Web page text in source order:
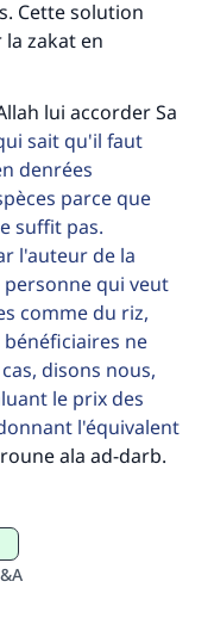
Cette solution
zakat en
lui accorder Sa
sait qu'il faut
denrées
parce que
suffit pas.
l'auteur de la
qui veut
comme du riz,
ne
disons nous,
le prix des
l'équivalent
ala ad-darb.
la vie de
à votre
réponses.
sur lui) a dit:
action obtient la
qui le fait."